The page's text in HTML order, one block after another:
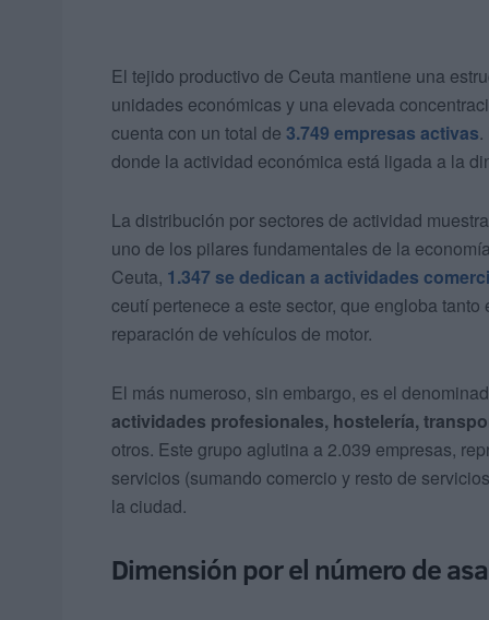
El tejido productivo de Ceuta mantiene una
unidades económicas y una elevada
cuenta con un total de 3.749 empresas activas.
donde la actividad económica está ligada a la
La distribución por sectores de actividad
uno de los pilares fundamentales de la
Ceuta, 1.347 se dedican a actividades
ceutí pertenece a este sector, que engloba
reparación de vehículos de motor.
El más numeroso, sin embargo, es el
actividades profesionales, hostelería,
otros. Este grupo aglutina a 2.039 empresas,
servicios (sumando comercio y resto de
la ciudad.
Dimensión por el número de